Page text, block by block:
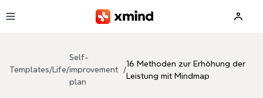
Templates/ Life/
Self-
improvement
plan
/
16 Methoden zur Erhöhung der
Leistung mit Mindmap